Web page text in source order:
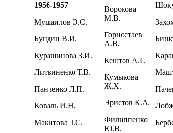
1956-1957
Мушаилов Э.С.
Бундин В.И.
Курашинова З.И.
Литвиненко Т.В.
Панченко Л.П.
Коваль И.Н.
Макитова Т.С.
Ворокова
М.В.
Горностаев
А.В.
Кештов А.Г.
Кумыкова
Ж.Х.
Эристов К.А.
Филиппенко
Ю.В.